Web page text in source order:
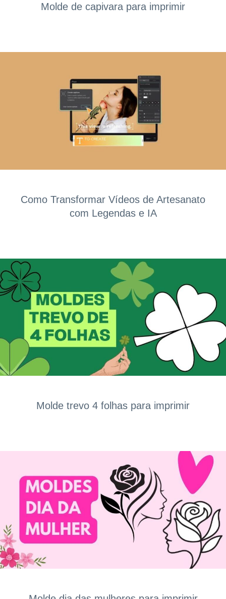
Molde de capivara para imprimir
Como Transformar Vídeos de Artesanato
com Legendas e IA
Molde trevo 4 folhas para imprimir